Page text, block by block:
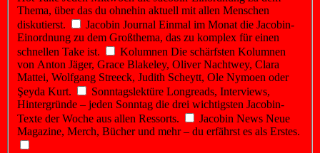
Thema, über das du ohnehin aktuell mit allen Menschen
diskutierst.
Jacobin Journal Einmal im Monat die Jacobin-
Einordnung zu dem Großthema, das zu komplex für einen
schnellen Take ist.
Kolumnen Die schärfsten Kolumnen
von Anton Jäger, Grace Blakeley, Oliver Nachtwey, Clara
Mattei, Wolfgang Streeck, Judith Scheytt, Ole Nymoen oder
Şeyda Kurt.
Sonntagslektüre Longreads, Interviews,
Hintergründe – jeden Sonntag die drei wichtigsten Jacobin-
Texte der Woche aus allen Ressorts.
Jacobin News Neue
Magazine, Merch, Bücher und mehr – du erfährst es als Erstes.